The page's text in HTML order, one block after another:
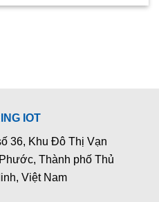
IOT
36, Khu Đô Thị Vạn
Thành phố Thủ
Việt Nam